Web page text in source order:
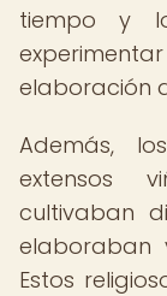
tiempo y
elaboración
Además,
extensos
cultivaban
elaboraban
Estos